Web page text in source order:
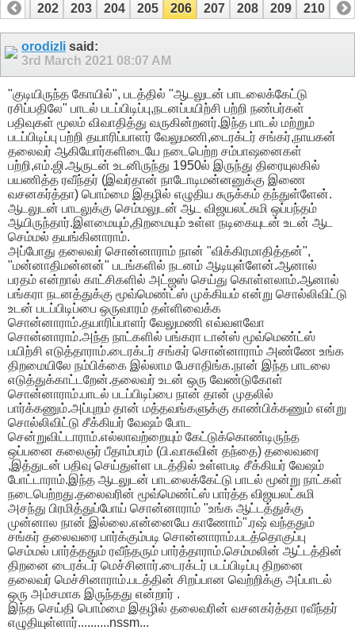
201
202 203 204 205 206 207 208 209 210
orodizli said:
3rd March 2021 08:07 AM
"குடியிருந்த கோயில்", படத்தில் "ஆடலுடன் பாடலைக்கேட்டு
ரசிப்பதிலே" பாடல் படப்பிடிப்பு,நடனப்பயிற்சி பற்றி நண்பர்கள்
பதிவுகள் மூலம் விவாதித்து வருகின்றனர்.இந்த பாடல் மற்றும்
படப்பிடிப்பு பற்றி தயாரிப்பாளர் வேலுமணி,டைரக்டர் சங்கர்,நாயகன்
தலைவர் ஆகியோர்களிடையே நடைபெற்ற சம்பாஷனைகள்
பற்றி,எம்.ஜி.ஆருடன் உடனிருந்து 1950ல் இருந்து திரையுலகில்
பயணித்த ரவீந்தர் (இவர்தான் நாடோடிமன்னனுக்கு இணை
வசனகர்த்தா) பொம்மை இதழில் எழுதிய சுருக்கம் தந்துள்ளேன்.
ஆடலுடன் பாடலுக்கு செம்மலுடன் ஆட விஜயலட்சுமி ஒப்பந்தம்
ஆயிருந்தார்.இளமையும்,திறமையும் உள்ள நடிகையுடன் உடன் ஆட
செம்மல் தயங்கினாராம்.
அப்போது தலைவர் சொன்னாராம் நான் "விக்கிரமாதித்தன்",
"மன்னாதிமன்னன்" படங்களில் நடனம் ஆடியுள்ளேன்.ஆனால்
பரதம் என்றால் காட்சிகளில் அட்ஜஸ் செய்து கொள்ளலாம்.ஆனால்
பங்கரா நடனத்துக்கு மூவ்மெண்ட்ஸ் முக்கியம் என்று சொல்லிவிட்டு
உடன் படப்பிடிப்பை ஒருவாரம் தள்ளிவைக்க
சொன்னாராம்.தயாரிப்பாளர் வேலுமணி எவ்வளவோ
சொன்னாராம்.அந்த நாட்களில் பங்கரா டான்ஸ் மூவ்மெண்ட்ஸ்
பயிற்சி எடுத்தாராம்.டைரக்டர் சங்கர் சொன்னாராம் அண்ணே உங்க
திறமையிலே நம்பிக்கை இல்லாம பேசாதிங்க.நான் இந்த பாடலை
எடுத்துக்காட்டறேன்.தலைவர் உடன் ஒரு வேண்டுகோள்
சொன்னாராம்.பாடல் படப்பிடிப்பை நான் தான் முதலில்
பார்க்கணும்.அப்புறம் தான் மத்தவங்களுக்கு காண்பிக்கணும் என்று
சொல்லிவிட்டு சீக்கியர் வேஷம் போட
சென்றுவிட்டாராம்.எல்லாவற்றையும் கேட்டுக்கொண்டிருந்த
ஒப்பனை கலைஞர் பீதாம்பரம் (பி.வாசுவின் தந்தை) தலைவரை
,இத்துடன் பதிவு செய்துள்ள படத்தில் உள்ளபடி சீக்கியர் வேஷம்
போட்டாராம்.இந்த ஆடலுடன் பாடலைக்கேட்டு பாடல் மூன்று நாட்கள்
நடைபெற்றது.தலைவரின் மூவ்மெண்ட்ஸ் பார்த்த விஜயலட்சுமி
அசந்து பிரமித்துப்போய் சொன்னாராம் "உங்க ஆட்டத்துக்கு
முன்னால நான் இல்லை.என்னையே காணோம்".ரஷ் வந்ததும்
சங்கர் தலைவரை பார்க்கும்படி சொன்னாராம்.படத்தொகுப்பு
செம்மல் பார்த்ததும் ரவீந்தரும் பார்த்தாராம்.செம்மலின் ஆட்டத்தின்
திறனை டைரக்டர் மெச்சினார்.டைரக்டர் படப்பிடிப்பு திறனை
தலைவர் மெச்சினாராம்.படத்தின் சிறப்பான வெற்றிக்கு அப்பாடல்
ஒரு அம்சமாக இருந்தது என்றார் .
இந்த செய்தி பொம்மை இதழில் தலைவரின் வசனகர்த்தா ரவீந்தர்
எழுதியுள்ளார்..........nssm...